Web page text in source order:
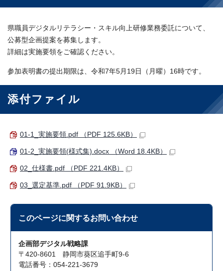
県職員デジタルリテラシー・スキル向上研修業務委託について、
公募型企画提案を募集します。
詳細は実施要領をご確認ください。
参加表明書の提出期限は、令和7年5月19日（月曜）16時です。
添付ファイル
01-1_実施要領.pdf （PDF 125.6KB）
01-2_実施要領(様式集).docx （Word 18.4KB）
02_仕様書.pdf （PDF 221.4KB）
03_選定基準.pdf （PDF 91.9KB）
このページに関するお問い合わせ
企画部デジタル戦略課
〒420-8601 静岡市葵区追手町9-6
電話番号：054-221-3679